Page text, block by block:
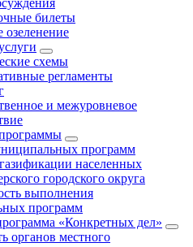
билеты
схемы
регламенты
и межуровневое
программ
населенных
городского округа
выполнения
программ
«Конкретных дел»
органов местного